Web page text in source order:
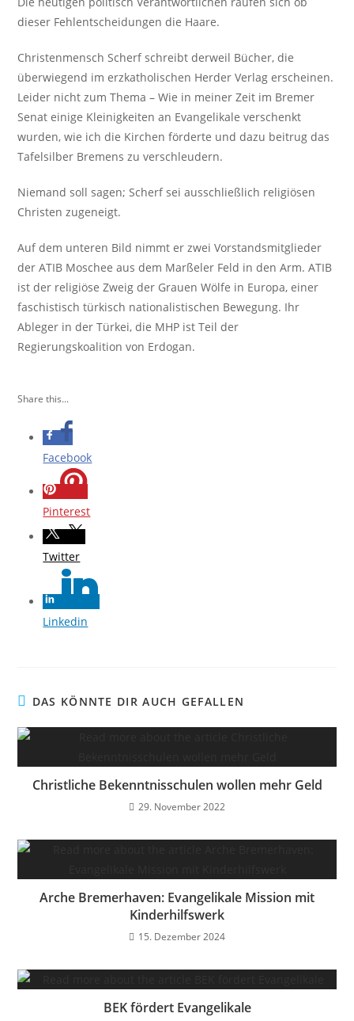
dieser Fehlentscheidungen die Haare.
Christenmensch Scherf schreibt derweil Bücher, die
überwiegend im erzkatholischen Herder Verlag erscheinen.
Leider nicht zum Thema – Wie in meiner Zeit im Bremer
Senat einige Kleinigkeiten an Evangelikale verschenkt
wurden, wie ich die Kirchen förderte und dazu beitrug das
Tafelsilber Bremens zu verschleudern.
Niemand soll sagen; Scherf sei ausschließlich religiösen
Christen zugeneigt.
Auf dem unteren Bild nimmt er zwei Vorstandsmitglieder
der ATIB Moschee aus dem Marßeler Feld in den Arm. ATIB
ist der religiöse Zweig der Grauen Wölfe in Europa, einer
faschistisch türkisch nationalistischen Bewegung. Ihr
Ableger in der Türkei, die MHP ist Teil der
Regierungskoalition von Erdogan.
Share this...
Facebook
Pinterest
Twitter
Linkedin
DAS KÖNNTE DIR AUCH GEFALLEN
Christliche Bekenntnisschulen wollen mehr Geld
29. November 2022
Arche Bremerhaven: Evangelikale Mission mit
Kinderhilfswerk
15. Dezember 2024
BEK fördert Evangelikale